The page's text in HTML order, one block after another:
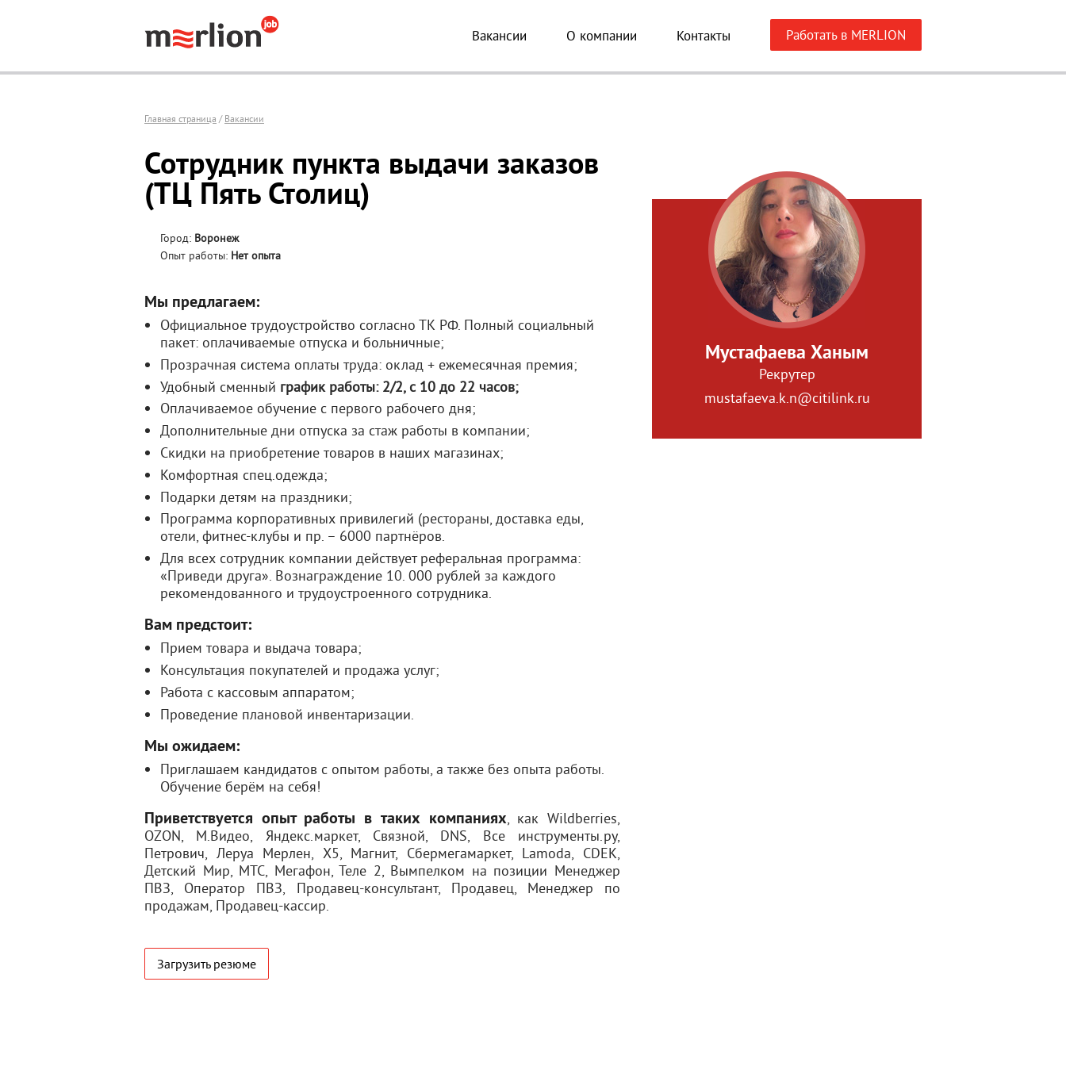
Вакансии О компании Контакты Работать в MERLION
Главная страница / Вакансии
Сотрудник пункта выдачи заказов
(ТЦ Пять Столиц)
Город: Воронеж
Опыт работы: Нет опыта
Мы предлагаем:
Официальное трудоустройство согласно ТК РФ. Полный социальный
пакет: оплачиваемые отпуска и больничные;
Прозрачная система оплаты труда: оклад + ежемесячная премия;
Удобный сменный график работы: 2/2, с 10 до 22 часов;
Оплачиваемое обучение с первого рабочего дня;
Дополнительные дни отпуска за стаж работы в компании;
Скидки на приобретение товаров в наших магазинах;
Комфортная спец.одежда;
Подарки детям на праздники;
Программа корпоративных привилегий (рестораны, доставка еды,
отели, фитнес-клубы и пр. – 6000 партнёров.
Для всех сотрудник компании действует реферальная программа:
«Приведи друга». Вознаграждение 10. 000 рублей за каждого
рекомендованного и трудоустроенного сотрудника.
Вам предстоит:
Прием товара и выдача товара;
Консультация покупателей и продажа услуг;
Работа c кассовым аппаратом;
Проведение плановой инвентаризации.
Мы ожидаем:
Приглашаем кандидатов с опытом работы, а также без опыта работы.
Обучение берём на себя!
Приветствуется опыт работы в таких компаниях , как Wildberries,
OZON, М.Видео, Яндекс.маркет, Связной, DNS, Все инструменты.ру,
Петрович, Леруа Мерлен, Х5, Магнит, Сбермегамаркет, Lamoda, CDEK,
Детский Мир, МТС, Мегафон, Теле 2, Вымпелком на позиции Менеджер
ПВЗ, Оператор ПВЗ, Продавец-консультант, Продавец, Менеджер по
продажам, Продавец-кассир.
Загрузить резюме
Мустафаева Ханым
Рекрутер
mustafaeva.k.n@citilink.ru